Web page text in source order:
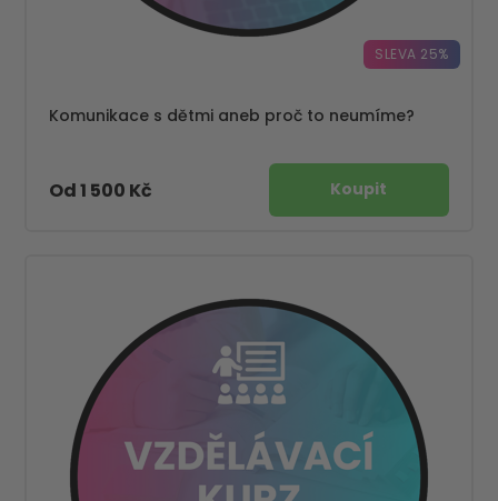
SLEVA 25%
Komunikace s dětmi aneb proč to neumíme?
Od 1 500 Kč